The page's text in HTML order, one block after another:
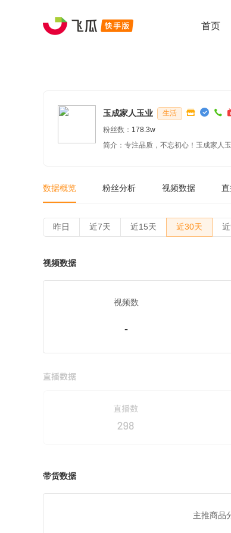
首页
玉成家人玉业
生活
粉丝数： 178.3w
简介：专注品质，不忘初心！玉成家人
数据概览 粉丝分析 视频数据
昨日 近7天 近15天 近30天
视频数据
视频数
-
带货数据
主推商品